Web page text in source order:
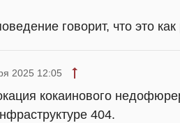
говорит, что это
2025 12:05
кокаинового
404.